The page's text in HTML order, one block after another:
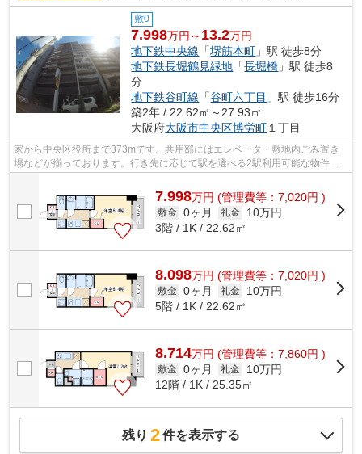
敷0
7.998万円～ 13.2万円
地下鉄中央線 「堺筋本町 」駅 徒歩8分
地下鉄長堀鶴見緑地 「長堀橋 」駅 徒歩8
分
地下鉄谷町線 「谷町六丁目 」駅 徒歩16分
築2年 / 22.62㎡～27.93㎡
大阪府大阪市中央区博労町１丁目
家から中央区役所まで373mです。共用部にはエレベータ・敷地内ごみ置き
場などが揃っております。行き先に応じて駅を選べる2駅利用可能な物件で
7.998万円 (管理費等：7,020円 )
敷金 0ヶ月 礼金
10万円
3階 / 1K / 22.62㎡
8.098万円 (管理費等：7,020円 )
敷金 0ヶ月 礼金
10万円
5階 / 1K / 22.62㎡
8.714万円 (管理費等：7,860円 )
敷金 0ヶ月 礼金
10万円
12階 / 1K / 25.35㎡
残り 2件を表示する